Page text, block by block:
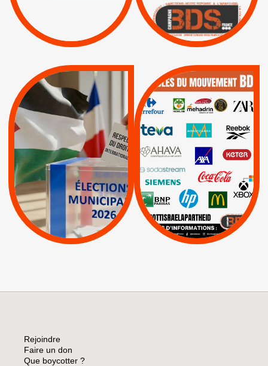
| Pétitions
| Boycott militaire |
Lettres d'interpellation
MUNICIPALES 2026 :
JE VOTE POUR LE
RESPECT DU DROIT
INTERNATIONAL EN
PALESTINE
APPELS | Actus |
Espaces Sans
Apartheid
| Lettres d'interpellation
QUE BOYCOTTER ?
BOYCOTT /
AXA BNP | CAF |
Carrefour | HP |
Keter |
Livres et brochures |
Mehadrin | PUMA
Sodastream |
Visuels, tracts,
affiches,...
Rejoindre
Faire un don
Que boycotter ?